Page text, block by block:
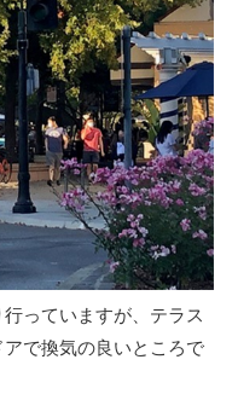
っていますが、テラス
で換気の良いところで